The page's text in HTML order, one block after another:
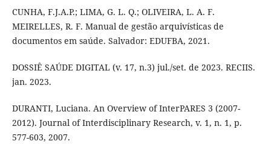
CUNHA, F.J.A.P.; LIMA, G. L. Q.; OLIVEIRA, L. A. F.
MEIRELLES, R. F. Manual de gestão arquivísticas de
documentos em saúde. Salvador: EDUFBA, 2021.
DOSSIÊ SAÚDE DIGITAL (v. 17, n.3) jul./set. de 2023. RECIIS.
jan. 2023.
DURANTI, Luciana. An Overview of InterPARES 3 (2007-
2012). Journal of Interdisciplinary Research, v. 1, n. 1, p.
577-603, 2007.